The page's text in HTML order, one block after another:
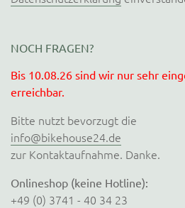
NOCH FRAGEN?
Bis 10.08.26 sind wir nur sehr
erreichbar.
Bitte nutzt bevorzugt die
info@bikehouse24.de
zur Kontaktaufnahme. Danke.
Onlineshop (keine Hotline):
+49 (0) 3741 - 40 34 23